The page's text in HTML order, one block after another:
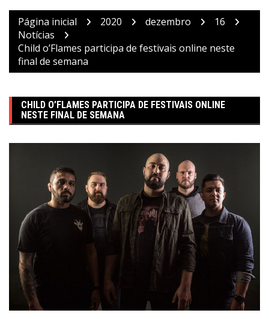
Página inicial 2020 dezembro
16
Notícias
Child o’Flames participa de festivais online neste
final de semana
CHILD O’FLAMES PARTICIPA DE FESTIVAIS ONLINE
NESTE FINAL DE SEMANA